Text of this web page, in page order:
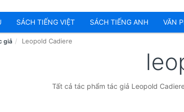
SÁCH TIẾNG VIỆT SÁCH TIẾNG ANH VĂN
giả Leopold Cadiere
Tất cả tác phẩm tác giả Leopold